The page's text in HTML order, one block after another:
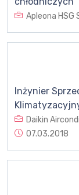
Apleona HSG
Inżynier
Daikin
07.03.2018